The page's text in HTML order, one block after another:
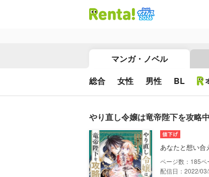
マンガ・ノベル
総合 女性 男性 BL
やり直し令嬢は竜帝陛下を攻略中
あなたと想い
185
配信日：2022/